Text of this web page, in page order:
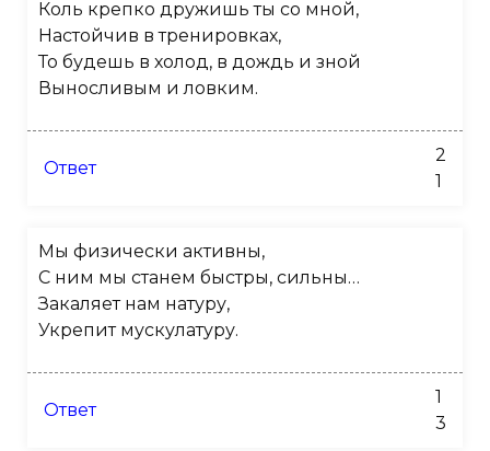
Коль крепко дружишь ты со мной,
Настойчив в тренировках,
То будешь в холод, в дождь и зной
Выносливым и ловким.
Ответ
2
1
Мы физически активны,
С ним мы станем быстры, сильны…
Закаляет нам натуру,
Укрепит мускулатуру.
Ответ
1
3